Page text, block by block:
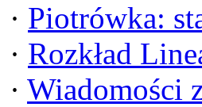
· Piotrówka:
· Rozkład
· Wiadomości